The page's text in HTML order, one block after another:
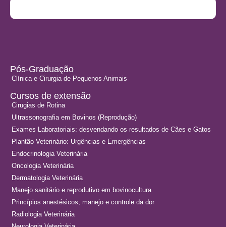
Pós-Graduação
Clínica e Cirurgia de Pequenos Animais
Cursos de extensão
Cirugias de Rotina
Ultrassonografia em Bovinos (Reprodução)
Exames Laboratoriais: desvendando os resultados de Cães e Gatos
Plantão Veterinário: Urgências e Emergências
Endocrinologia Veterinária
Oncologia Veterinária
Dermatologia Veterinária
Manejo sanitário e reprodutivo em bovinocultura
Princípios anestésicos, manejo e controle da dor
Radiologia Veterinária